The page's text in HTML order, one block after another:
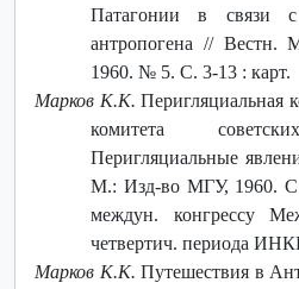
Патагонии в связи
антропогена // Вестн.
1960. № 5. С. 3-13 : карт.
Марков К.К. Перигляциальная
комитета
Перигляциальные
М.: Изд-во МГУ, 1960.
междун. конгрессу
четвертич. периода
Марков К.К. Путешествия в